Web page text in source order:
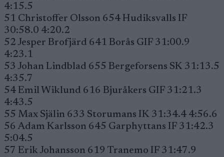
4:15.5
51 Christoffer Olsson 654 Hudiksvalls IF
30:58.0 4:20.2
52 Jesper Brofjärd 641 Borås GIF 31:00.9
4:23.1
53 Johan Lindblad 655 Bergeforsens SK 31:13.5
4:35.7
54 Emil Wiklund 616 Bjuråkers GIF 31:21.3
4:43.5
55 Max Själin 633 Storumans IK 31:34.4 4:56.6
56 Adam Karlsson 645 Garphyttans IF 31:42.3
5:04.5
57 Erik Johansson 619 Tranemo IF 31:47.9